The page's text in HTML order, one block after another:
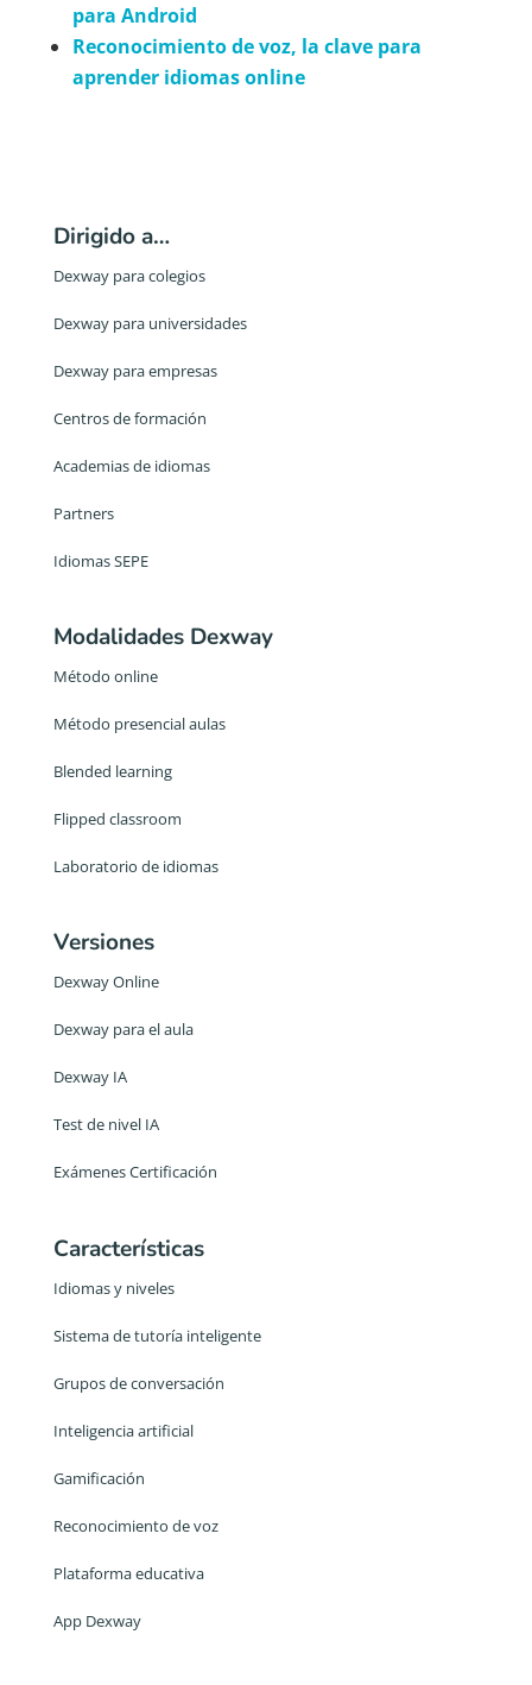
para Android
Reconocimiento de voz, la clave para
aprender idiomas online
Dirigido a…
Dexway para colegios
Dexway para universidades
Dexway para empresas
Centros de formación
Academias de idiomas
Partners
Idiomas SEPE
Modalidades Dexway
Método online
Método presencial aulas
Blended learning
Flipped classroom
Laboratorio de idiomas
Versiones
Dexway Online
Dexway para el aula
Dexway IA
Test de nivel IA
Exámenes Certificación
Características
Idiomas y niveles
Sistema de tutoría inteligente
Grupos de conversación
Inteligencia artificial
Gamificación
Reconocimiento de voz
Plataforma educativa
App Dexway